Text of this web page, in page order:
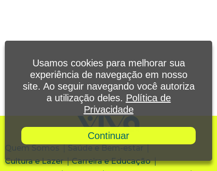
Quem Somos
Saúde e Bem-estar
Cultura e Lazer
Carreira e Educação
Usamos cookies para melhorar sua
experiência de navegação em nosso
site. Ao seguir navegando você autoriza
a utilização deles. Política de
Privacidade
Continuar